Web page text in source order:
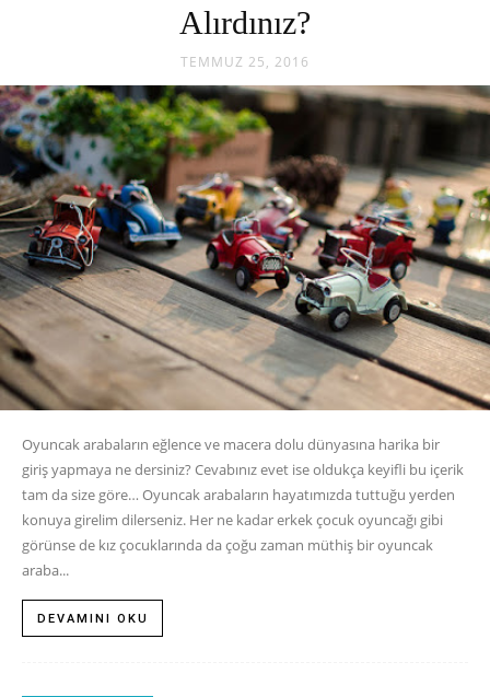
Alırdınız?
TEMMUZ 25, 2016
Oyuncak arabaların eğlence ve macera dolu dünyasına harika bir
giriş yapmaya ne dersiniz? Cevabınız evet ise oldukça keyifli bu içerik
tam da size göre… Oyuncak arabaların hayatımızda tuttuğu yerden
konuya girelim dilerseniz. Her ne kadar erkek çocuk oyuncağı gibi
görünse de kız çocuklarında da çoğu zaman müthiş bir oyuncak
araba...
DEVAMINI OKU